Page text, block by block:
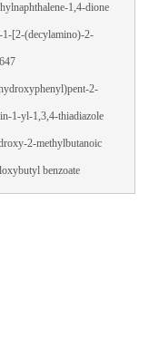
1,4-dione
[2-(decylamino)-2-
1-ium-3-
2-
1-yl-1,3,4-thiadiazole
2-methylbutanoic
benzoate